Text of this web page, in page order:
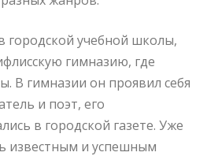
городской учебной школы,
гимназию, где
В гимназии он проявил себя
и поэт, его
в городской газете. Уже
известным и успешным